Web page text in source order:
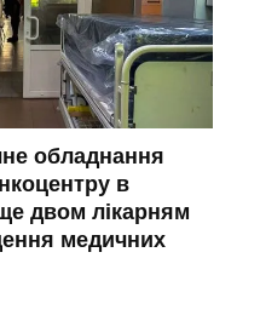
обладнання
в
двом лікарням
медичних